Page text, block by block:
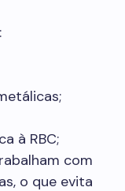
à RBC;
com
o que evita